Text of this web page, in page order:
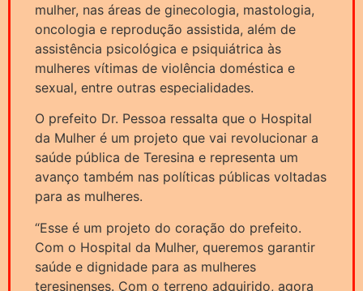
mulher, nas áreas de ginecologia, mastologia,
oncologia e reprodução assistida, além de
assistência psicológica e psiquiátrica às
mulheres vítimas de violência doméstica e
sexual, entre outras especialidades.
O prefeito Dr. Pessoa ressalta que o Hospital
da Mulher é um projeto que vai revolucionar a
saúde pública de Teresina e representa um
avanço também nas políticas públicas voltadas
para as mulheres.
“Esse é um projeto do coração do prefeito.
Com o Hospital da Mulher, queremos garantir
saúde e dignidade para as mulheres
teresinenses. Com o terreno adquirido, agora